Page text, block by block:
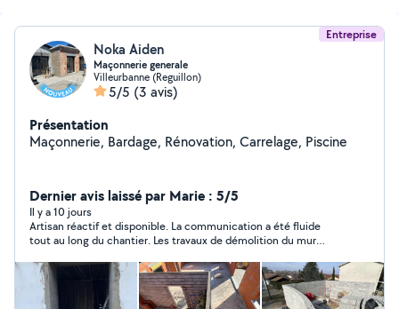
Entreprise
Noka Aiden
Maçonnerie generale
Villeurbanne (Reguillon)
5/5 (3 avis)
Présentation
Maçonnerie, Bardage, Rénovation, Carrelage, Piscine
Dernier avis laissé par Marie : 5/5
Il y a 10 jours
Artisan réactif et disponible. La communication a été fluide
tout au long du chantier. Les travaux de démolition du mur
conformément à ce qui était prévu. Merci pour le travail réalisé.